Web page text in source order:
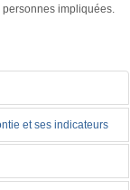
impliquées.
et ses indicateurs